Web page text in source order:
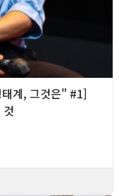
계, 그것은" #1]